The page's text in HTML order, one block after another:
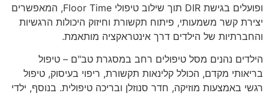
ופועלים בגישת DIR תוך שילוב טיפולי Floor Time, המאפשרים
יצירת קשר משמעותי, פיתוח תקשורת וחיזוק היכולות הרגשיות
והחברתיות של הילדים דרך אינטראקציה מותאמת.
הילדים נהנים מסל טיפולים רחב במסגרת טב"ם – טיפול
בריאותי מקדם, הכולל קלינאות תקשורת, ריפוי בעיסוק, טיפול
רגשי באמצעות מוזיקה, חדר סנוזלן ובריכה טיפולית. בנוסף, ילדי